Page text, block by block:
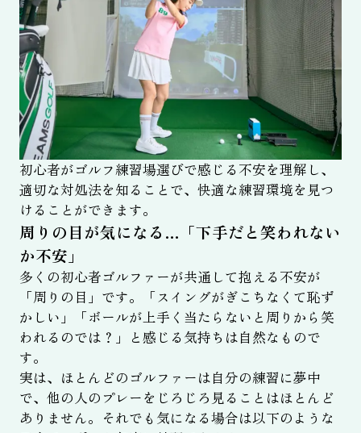
初心者がゴルフ練習場選びで感じる不安を理解し、
適切な対処法を知ることで、快適な練習環境を見つ
けることができます。
周りの目が気になる…「下手だと笑われない
か不安」
多くの初心者ゴルファーが共通して抱える不安が
「周りの目」です。「スイングがぎこちなくて恥ず
かしい」「ボールが上手く当たらないと周りから笑
われるのでは？」と感じる気持ちは自然なもので
す。
実は、ほとんどのゴルファーは自分の練習に夢中
で、他の人のプレーをじろじろ見ることはほとんど
ありません。それでも気になる場合は以下のような